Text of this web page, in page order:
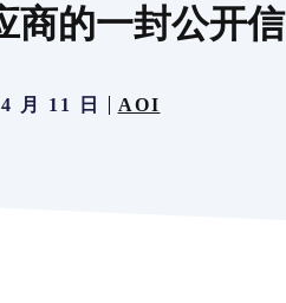
商的一封公开信
月 11 日 AOI